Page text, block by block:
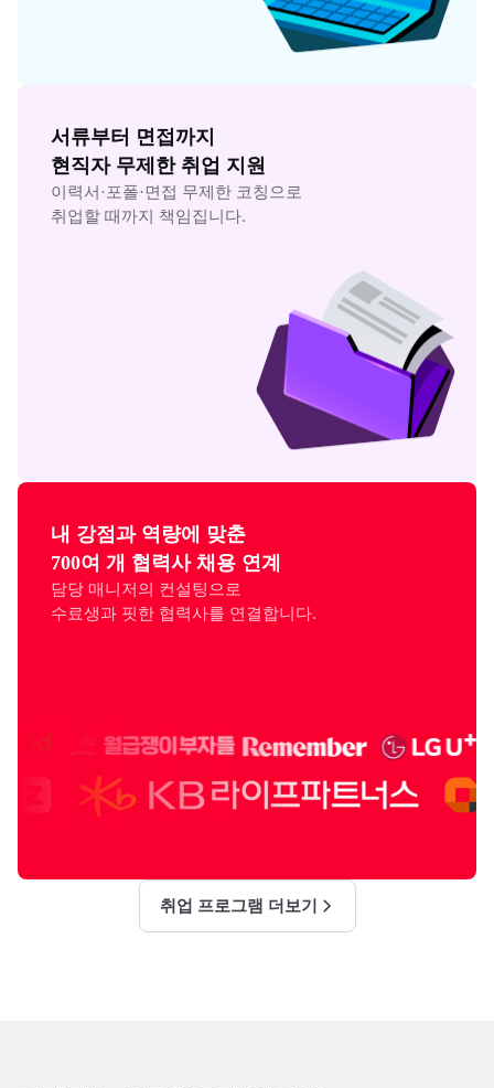
서류부터 면접까지
현직자 무제한 취업 지원
이력서·포폴·면접 무제한 코칭으로
취업할 때까지 책임집니다.
내 강점과 역량에 맞춘
700여 개 협력사 채용 연계
담당 매니저의 컨설팅으로
수료생과 핏한 협력사를 연결합니다.
취업 프로그램 더보기